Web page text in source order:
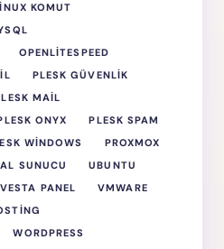
KOMUT
OPENLITESPEED
PLESK GÜVENLIK
MAIL
ONYX
PLESK SPAM
WINDOWS
PROXMOX
SUNUCU
UBUNTU
VESTA PANEL
VMWARE
WORDPRESS